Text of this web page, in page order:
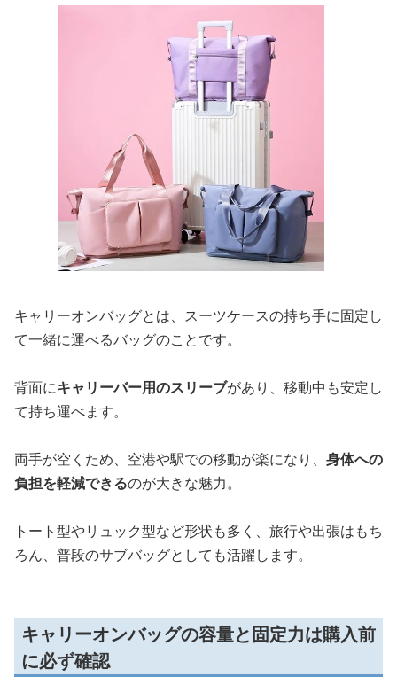
キャリーオンバッグとは、スーツケースの持ち手に固定し
て一緒に運べるバッグのことです。
背面にキャリーバー用のスリーブがあり、移動中も安定し
て持ち運べます。
両手が空くため、空港や駅での移動が楽になり、 身体への
負担を軽減できるのが大きな魅力。
トート型やリュック型など形状も多く、旅行や出張はもち
ろん、普段のサブバッグとしても活躍します。
キャリーオンバッグの容量と固定力は購入前
に必ず確認